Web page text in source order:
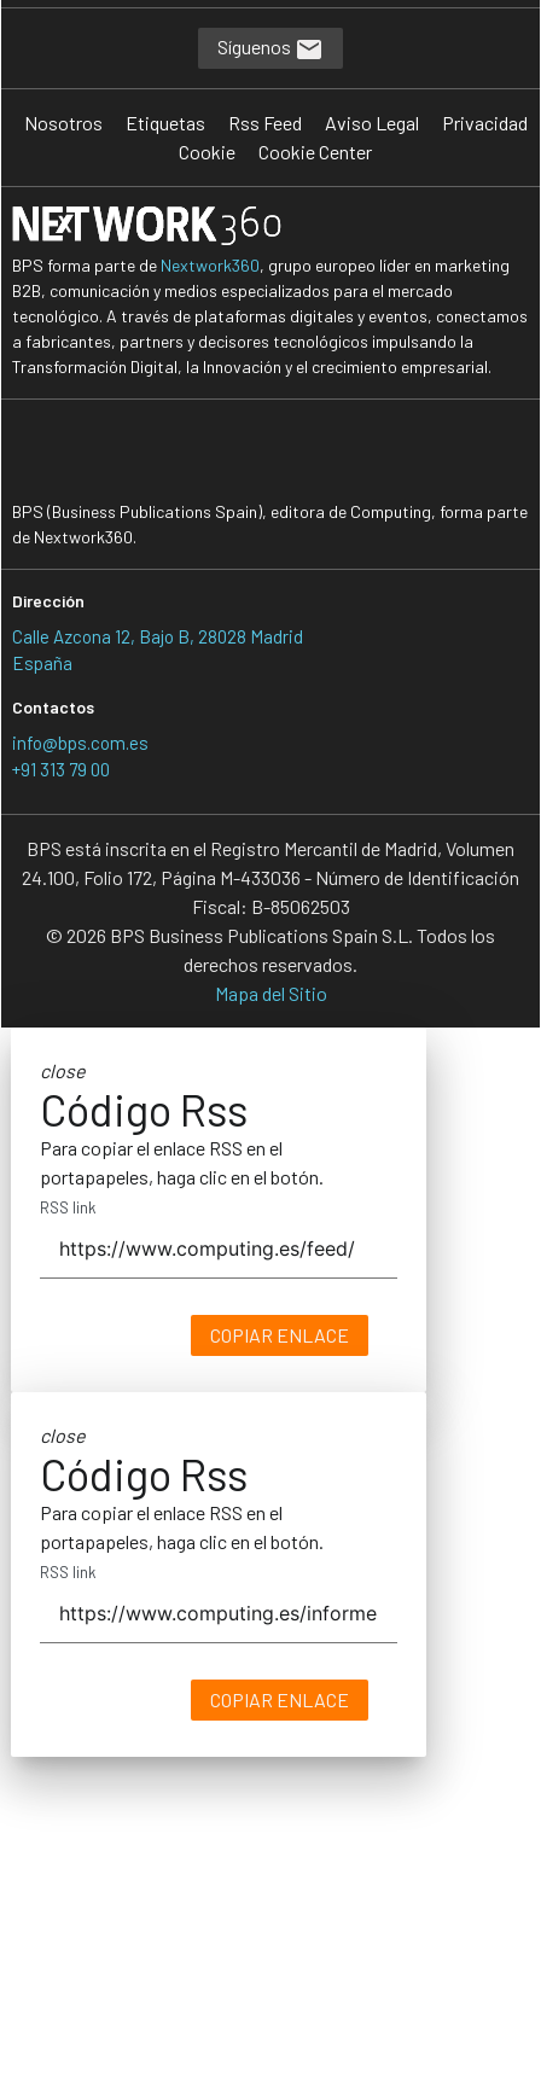
Síguenos
Nosotros Etiquetas Rss Feed Aviso Legal
Privacidad
Cookie
Cookie Center
BPS forma parte de Nextwork360, grupo europeo líder en marketing
B2B, comunicación y medios especializados para el mercado
tecnológico. A través de plataformas digitales y eventos, conectamos
a fabricantes, partners y decisores tecnológicos impulsando la
Transformación Digital, la Innovación y el crecimiento empresarial.
BPS (Business Publications Spain), editora de Computing, forma parte
de Nextwork360.
Dirección
Calle Azcona 12, Bajo B, 28028 Madrid
España
Contactos
info@bps.com.es
+91 313 79 00
BPS está inscrita en el Registro Mercantil de Madrid, Volumen
24.100, Folio 172, Página M-433036 - Número de Identificación
Fiscal: B-85062503
© 2026 BPS Business Publications Spain S.L. Todos los
derechos reservados.
Mapa del Sitio
close
Código Rss
Para copiar el enlace RSS en el
portapapeles, haga clic en el botón.
RSS link
COPIAR ENLACE
close
Código Rss
Para copiar el enlace RSS en el
portapapeles, haga clic en el botón.
RSS link
COPIAR ENLACE